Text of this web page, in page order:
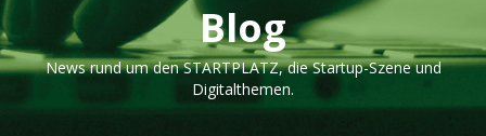
Blog
News rund um den STARTPLATZ, die Startup-Szene und
Digitalthemen.